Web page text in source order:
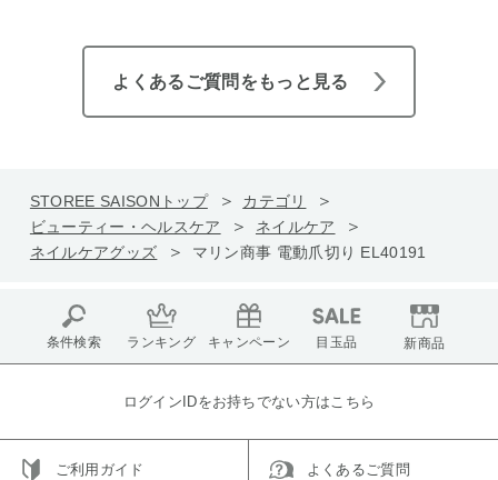
よくあるご質問をもっと見る
STOREE SAISONトップ
カテゴリ
ビューティー・ヘルスケア
ネイルケア
ネイルケアグッズ
マリン商事 電動爪切り EL40191
条件検索 ランキング キャンペーン 目玉品 新商品
ログインIDをお持ちでない方はこちら
ご利用ガイド よくあるご質問